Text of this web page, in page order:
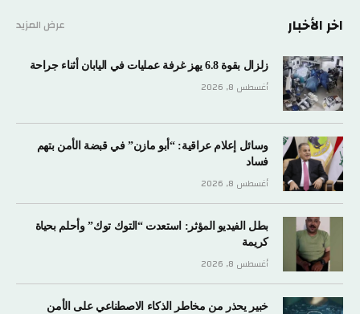
اخر الأخبار عرض المزيد
زلزال بقوة 6.8 يهز غرفة عمليات في اليابان أثناء جراحة
أغسطس 8, 2026
وسائل إعلام عراقية: “أبو مازن” في قبضة الأمن بتهم
فساد
أغسطس 8, 2026
بطل الفيديو المؤثر: استعدت “التوك توك” وأحلم بحياة
كريمة
أغسطس 8, 2026
خبير يحذر من مخاطر الذكاء الاصطناعي على الأمن